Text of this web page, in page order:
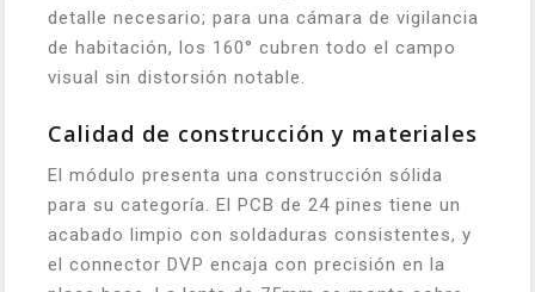
detalle necesario; para una cámara de vigilancia
de habitación, los 160° cubren todo el campo
visual sin distorsión notable.
Calidad de construcción y materiales
El módulo presenta una construcción sólida
para su categoría. El PCB de 24 pines tiene un
acabado limpio con soldaduras consistentes, y
el connector DVP encaja con precisión en la